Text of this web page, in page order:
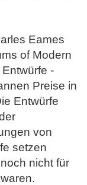
Eames
of Modern
-
Preise in
Entwürfe
von
setzen
nicht für